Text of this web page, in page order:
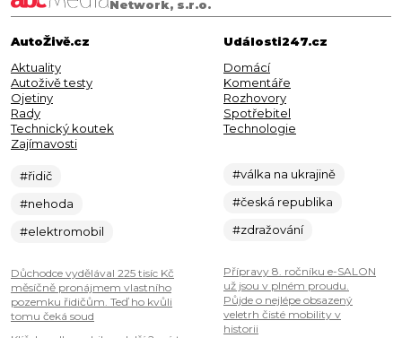
Network, s.r.o.
AutoŽivě.cz
Aktuality
Autoživě testy
Ojetiny
Rady
Technický koutek
Zajímavosti
#řidič
#nehoda
#elektromobil
Důchodce vydělával 225 tisíc Kč
měsíčně pronájmem vlastního
pozemku řidičům. Teď ho kvůli
tomu čeká soud
Události247.cz
Domácí
Komentáře
Rozhovory
Spotřebitel
Technologie
#válka na ukrajině
#česká republika
#zdražování
Přípravy 8. ročníku e-SALON
už jsou v plném proudu.
Půjde o nejlépe obsazený
veletrh čisté mobility v
historii